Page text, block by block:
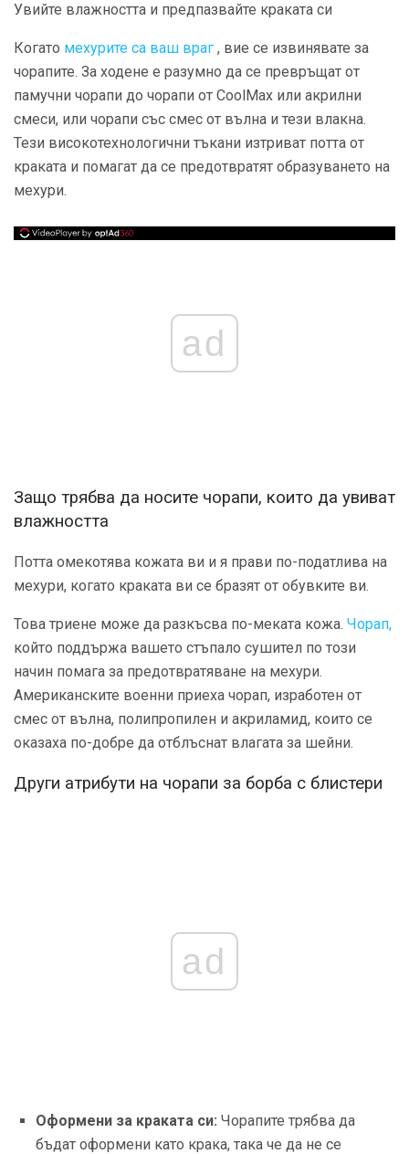
Увийте влажността и предпазвайте краката си
Когато мехурите са ваш враг , вие се извинявате за
чорапите. За ходене е разумно да се превръщат от
памучни чорапи до чорапи от CoolMax или акрилни
смеси, или чорапи със смес от вълна и тези влакна.
Тези високотехнологични тъкани изтриват потта от
краката и помагат да се предотвратят образуването на
мехури.
ad
Защо трябва да носите чорапи, които да увиват
влажността
Потта омекотява кожата ви и я прави по-податлива на
мехури, когато краката ви се бразят от обувките ви.
Това триене може да разкъсва по-меката кожа. Чорап,
който поддържа вашето стъпало сушител по този
начин помага за предотвратяване на мехури.
Американските военни приеха чорап, изработен от
смес от вълна, полипропилен и акриламид, които се
оказаха по-добре да отблъснат влагата за шейни.
Други атрибути на чорапи за борба с блистери
ad
Оформени за краката си: Чорапите трябва да
бъдат оформени като крака, така че да не се